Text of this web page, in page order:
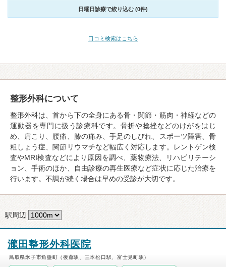
日曜日診療で絞り込む (0件)
口コミ検索はこちら
整形外科について
整形外科は、首から下の全身にある骨・関節・筋肉・神経などの
運動器を専門に扱う診療科です。骨折や捻挫などのけがをはじ
め、肩こり、腰痛、膝の痛み、手足のしびれ、スポーツ障害、骨
粗しょう症、関節リウマチなど幅広く対応します。レントゲン検
査やMRI検査などにより原因を調べ、薬物療法、リハビリテーシ
ョン、手術のほか、自由診療の再生医療など症状に応じた治療を
行います。不調が続く場合は早めの受診が大切です。
駅周辺
瀧田整形外科医院
鳥取県米子市角盤町（後藤駅、三本松口駅、富士見町駅）